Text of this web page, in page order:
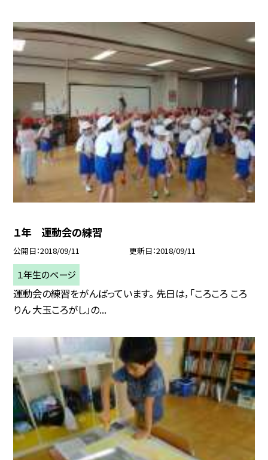
１年 運動会の練習
公開日 2018/09/11 更新日 2018/09/11
１年生のページ
運動会の練習をがんばっています。 先日は，「ころころ ころ
りん 大玉ころがし」の...